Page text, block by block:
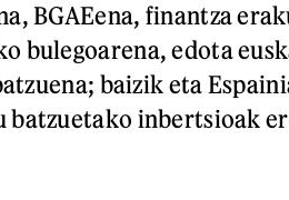
BGAEena, finantza
bulegoarena, edota
baizik eta
batzuetako inbertsioak